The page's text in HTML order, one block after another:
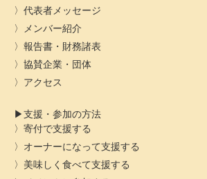
代表者メッセージ
メンバー紹介
報告書・財務諸表
協賛企業・団体
アクセス
支援・参加の方法
寄付で支援する
オーナーになって支援する
美味しく食べて支援する